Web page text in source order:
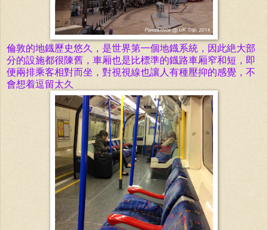
倫敦的地鐡歷史悠久，是世界第一個地鐡系統，因此絶大部
分的設施都很陳舊， 車厢也是比標準的鐡路車厢窄和短，即
便兩排乘客相對而坐， 對視視線也讓 人有種壓抑的感覺 ，不
會想着逗留太久